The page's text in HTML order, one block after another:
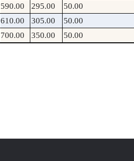
590.00 295.00 50.00
610.00 305.00 50.00
700.00 350.00 50.00